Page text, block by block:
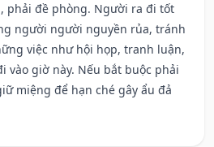
phải đề phòng. Người ra đi tốt
người người nguyền rủa, tránh
việc như hội họp, tranh luận,
vào giờ này. Nếu bắt buộc phải
miệng để hạn ché gây ẩu đả